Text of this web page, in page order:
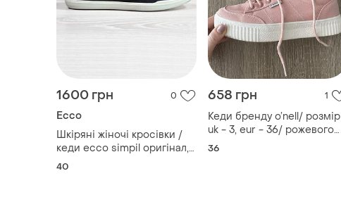
1600 грн 0
Ecco
Шкіряні жіночі кросівки /
кеди ecco simpil оригінал,
розмір 40
40
658 грн 1
Кеди бренду o’nell/ розмір
uk - 3, eur - 36/ рожевого
кольору
36